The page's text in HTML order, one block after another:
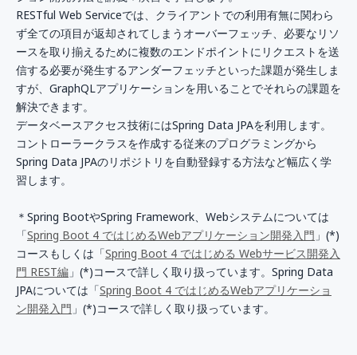
RESTful Web Serviceでは、クライアントでの利用有無に関わら
ず全ての項目が返却されてしまうオーバーフェッチ、必要なリソ
ースを取り揃えるために複数のエンドポイントにリクエストを送
信する必要が発生するアンダーフェッチといった課題が発生しま
すが、GraphQLアプリケーションを用いることでそれらの課題を
解決できます。
データベースアクセス技術にはSpring Data JPAを利用します。
コントローラークラスを作成する従来のプログラミングから
Spring Data JPAのリポジトリを自動登録する方法など幅広く学
習します。
＊Spring BootやSpring Framework、Webシステムについては
「Spring Boot 4 ではじめるWebアプリケーション開発入門 」(*)
コースもしくは「Spring Boot 4 ではじめる Webサービス開発入
門 REST編 」(*)コースで詳しく取り扱っています。Spring Data
JPAについては「Spring Boot 4 ではじめるWebアプリケーショ
ン開発入門 」(*)コースで詳しく取り扱っています。